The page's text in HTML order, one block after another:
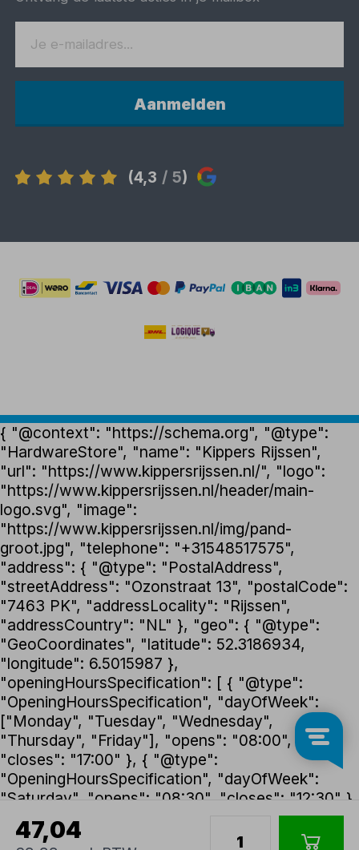
47,04
Aanmelden
(4,3 / 5)
{ "@context": "https://schema.org", "@type":
"HardwareStore", "name": "Kippers Rijssen",
"url": "https://www.kippersrijssen.nl/", "logo":
"https://www.kippersrijssen.nl/header/main-
logo.svg", "image":
"https://www.kippersrijssen.nl/img/pand-
groot.jpg", "telephone": "+31548517575",
"address": { "@type": "PostalAddress",
"streetAddress": "Ozonstraat 13", "postalCode":
"7463 PK", "addressLocality": "Rijssen",
"addressCountry": "NL" }, "geo": { "@type":
"GeoCoordinates", "latitude": 52.3186934,
"longitude": 6.5015987 },
"openingHoursSpecification": [ { "@type":
"OpeningHoursSpecification", "dayOfWeek":
["Monday", "Tuesday", "Wednesday",
"Thursday", "Friday"], "opens": "08:00",
"closes": "17:00" }, { "@type":
"OpeningHoursSpecification", "dayOfWeek":
"Saturday", "opens": "08:30", "closes": "12:30" }
], "foundingDate": "1992", "founder": { "@type":
"Person", "name": "Henk Kippers" },